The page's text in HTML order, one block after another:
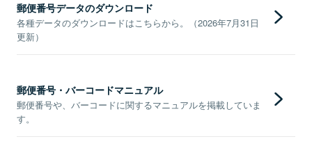
郵便番号データのダウンロード
各種データのダウンロードはこちらから。（2026年7月31日
更新）
郵便番号・バーコードマニュアル
郵便番号や、バーコードに関するマニュアルを掲載していま
す。